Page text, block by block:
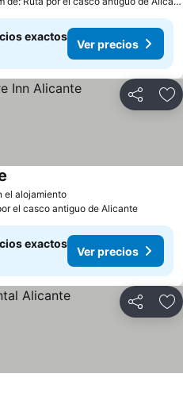
exactos
Ver precios
Compartir
el alojamientoVer precios
el casco antiguo de Alicante
exactos
Ver precios
Compartir